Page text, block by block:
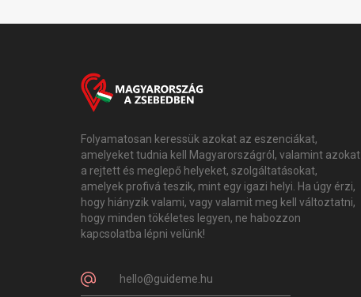
Folyamatosan keressük azokat az eszenciákat,
amelyeket tudnia kell Magyarországról, valamint azokat
a rejtett és meglepő helyeket, szolgáltatásokat,
amelyek profivá teszik, mint egy igazi helyi. Ha úgy érzi,
hogy hiányzik valami, vagy valamit meg kell változtatni,
hogy minden tökéletes legyen, ne habozzon
kapcsolatba lépni velünk!
hello@guideme.hu